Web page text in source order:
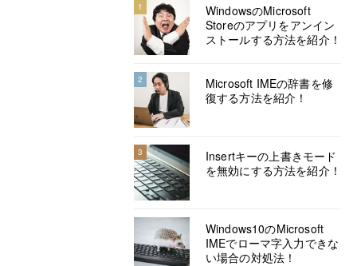
1
WindowsのMicrosoft
Storeのアプリをアンイン
ストールする方法を紹介！
2
Microsoft IMEの辞書を修
復する方法を紹介！
3
Insertキーの上書きモード
を無効にする方法を紹介！
Windows10のMicrosoft
IMEでローマ字入力できな
い場合の対処法！